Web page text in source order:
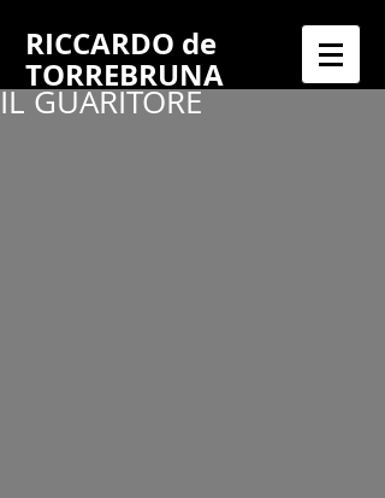
RICCARDO de
TORREBRUNA
IL GUARITORE